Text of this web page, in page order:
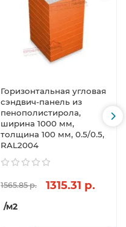
Горизонтальная угловая
сэндвич-панель из
пенополистирола,
ширина 1000 мм,
толщина 100 мм, 0.5/0.5,
RAL2004
1565.85 р. 1315.31 р.
/м2